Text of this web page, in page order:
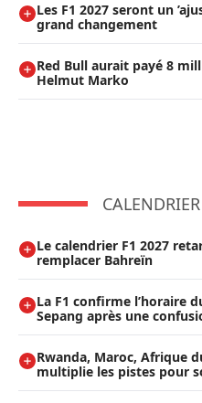
Les F1 2027 seront un
grand changement
Red Bull aurait payé 8
Helmut Marko
Le calendrier F1 2027
remplacer Bahreïn
La F1 confirme l’horaire
Sepang après une
Rwanda, Maroc, Afrique
multiplie les pistes pour